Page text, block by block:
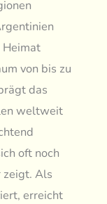
Heimat
von bis zu
das
weltweit
oft noch
zeigt. Als
erreicht